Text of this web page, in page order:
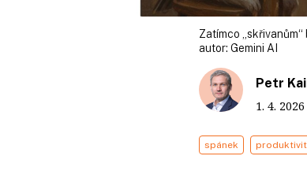
Zatímco „skřivanům“
autor: Gemini AI
Petr
1. 4. 2026
spánek